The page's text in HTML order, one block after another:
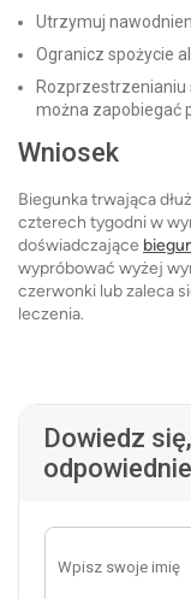
Utrzymuj
Ogranicz spożycie
Rozprzestrzenianiu
można zapobiegać
Wniosek
Biegunka trwająca
czterech tygodni w
doświadczające
wypróbować wyżej
czerwonki lub zaleca
leczenia.
Dowiedz
odpowiednie